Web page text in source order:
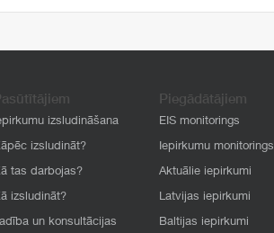
izsludināšana
izsludināt?
tas darbojas?
izsludināt?
un konsultācijas
Piegādātājiem
EIS monitorings
Iepirkumu monitorings
Aktuālie iepirkumi
Latvijas iepirkumi
Baltijas iepirkumi